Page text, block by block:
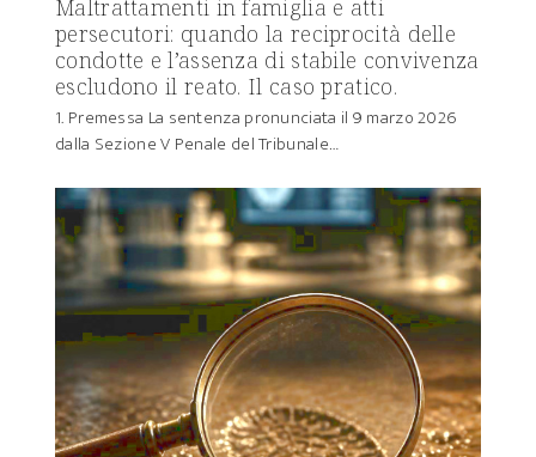
Maltrattamenti in famiglia e atti
persecutori: quando la reciprocità delle
condotte e l’assenza di stabile convivenza
escludono il reato. Il caso pratico.
1. Premessa La sentenza pronunciata il 9 marzo 2026
dalla Sezione V Penale del Tribunale…